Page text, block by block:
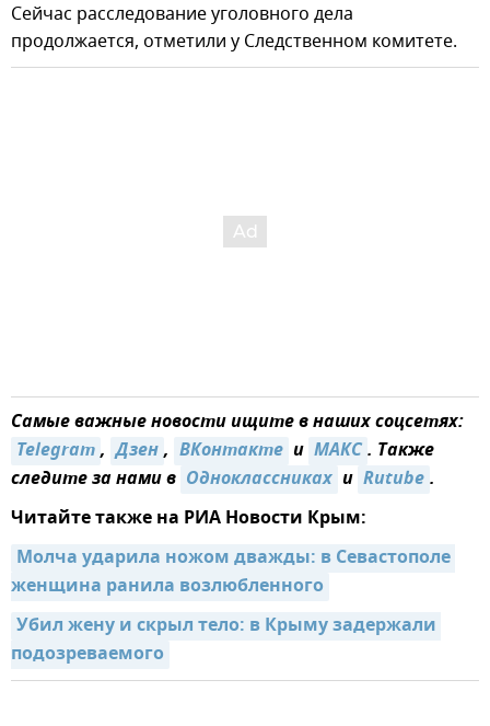
Сейчас расследование уголовного дела
продолжается, отметили у Следственном комитете.
Самые важные новости ищите в наших соцсетях:
Telegram, Дзен, ВКонтакте и MAКС. Также
следите за нами в Одноклассниках и Rutube.
Читайте также на РИА Новости Крым:
Молча ударила ножом дважды: в Севастополе
женщина ранила возлюбленного
Убил жену и скрыл тело: в Крыму задержали
подозреваемого